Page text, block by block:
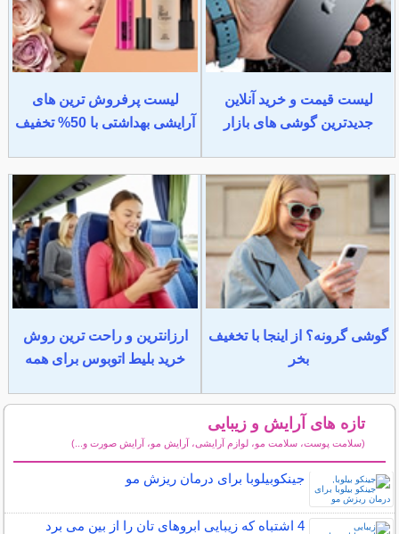
لیست قیمت و خرید آنلاین
جدیدترین گوشی های بازار
لیست پرفروش ترین های
آرایشی بهداشتی با 50% تخفیف
گوشی گرونه؟ از اینجا با تخغیف
بخر
ارزانترین و راحت ترین روش
خرید بلیط اتوبوس برای همه
تازه های آرایش و زیبایی
(سلامت پوست، سلامت مو، لوازم آرایشی، آرایش مو، آرایش صورت و...)
جینکوبیلوبا برای درمان ریزش مو
4 اشتباه که زیبایی ابروهای تان را از بین می برد